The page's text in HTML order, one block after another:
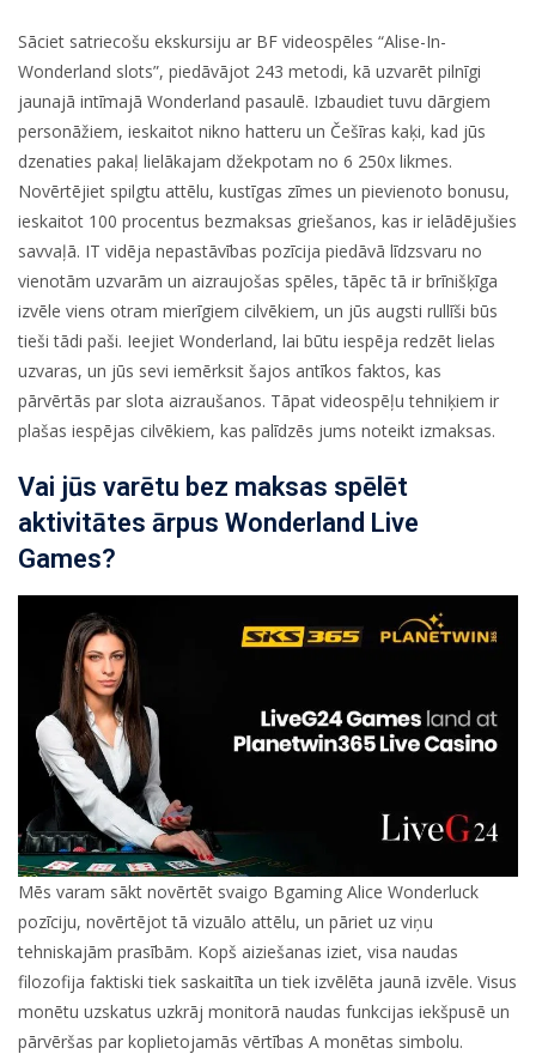
Sāciet satriecošu ekskursiju ar BF videospēles “Alise-In-
Wonderland slots”, piedāvājot 243 metodi, kā uzvarēt pilnīgi
jaunajā intīmajā Wonderland pasaulē. Izbaudiet tuvu dārgiem
personāžiem, ieskaitot nikno hatteru un Češīras kaķi, kad jūs
dzenaties pakaļ lielākajam džekpotam no 6 250x likmes.
Novērtējiet spilgtu attēlu, kustīgas zīmes un pievienoto bonusu,
ieskaitot 100 procentus bezmaksas griešanos, kas ir ielādējušies
savvaļā. IT vidēja nepastāvības pozīcija piedāvā līdzsvaru no
vienotām uzvarām un aizraujošas spēles, tāpēc tā ir brīnišķīga
izvēle viens otram mierīgiem cilvēkiem, un jūs augsti rullīši būs
tieši tādi paši. Ieejiet Wonderland, lai būtu iespēja redzēt lielas
uzvaras, un jūs sevi iemērksit šajos antīkos faktos, kas
pārvērtās par slota aizraušanos. Tāpat videospēļu tehniķiem ir
plašas iespējas cilvēkiem, kas palīdzēs jums noteikt izmaksas.
Vai jūs varētu bez maksas spēlēt
aktivitātes ārpus Wonderland Live
Games?
Mēs varam sākt novērtēt svaigo Bgaming Alice Wonderluck
pozīciju, novērtējot tā vizuālo attēlu, un pāriet uz viņu
tehniskajām prasībām. Kopš aiziešanas iziet, visa naudas
filozofija faktiski tiek saskaitīta un tiek izvēlēta jaunā izvēle. Visus
monētu uzskatus uzkrāj monitorā naudas funkcijas iekšpusē un
pārvēršas par koplietojamās vērtības A monētas simbolu.